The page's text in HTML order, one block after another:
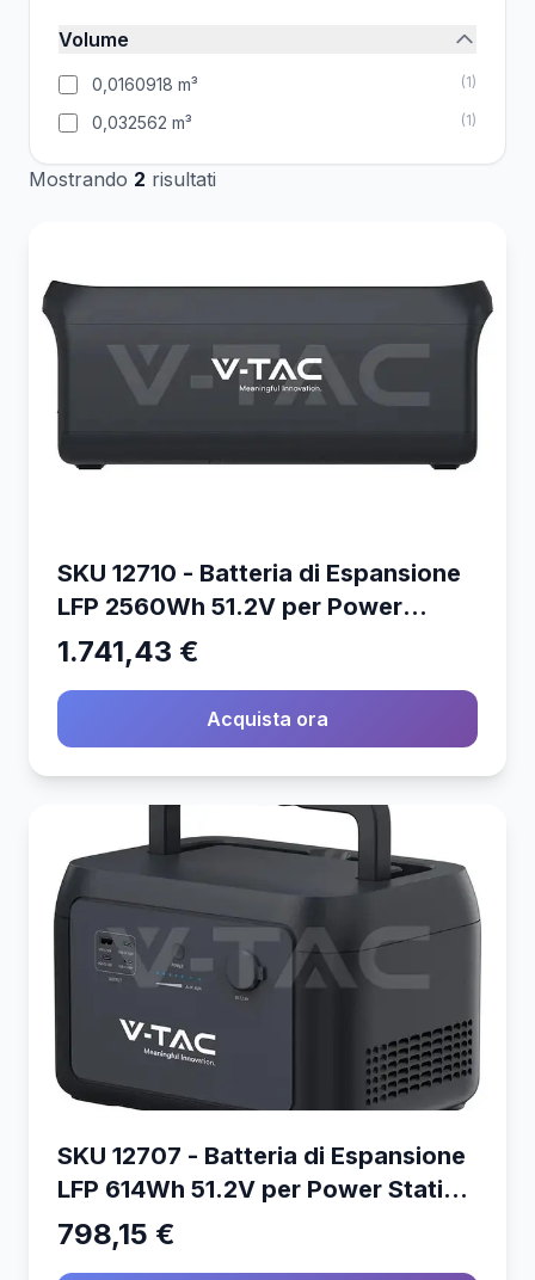
Volume
0,0160918 m³ (1)
0,032562 m³ (1)
Mostrando 2 risultati
SKU 12710 - Batteria di Espansione
LFP 2560Wh 51.2V per Power
Station 3000W
1.741,43 €
Acquista ora
SKU 12707 - Batteria di Espansione
LFP 614Wh 51.2V per Power Station
1kW
798,15 €